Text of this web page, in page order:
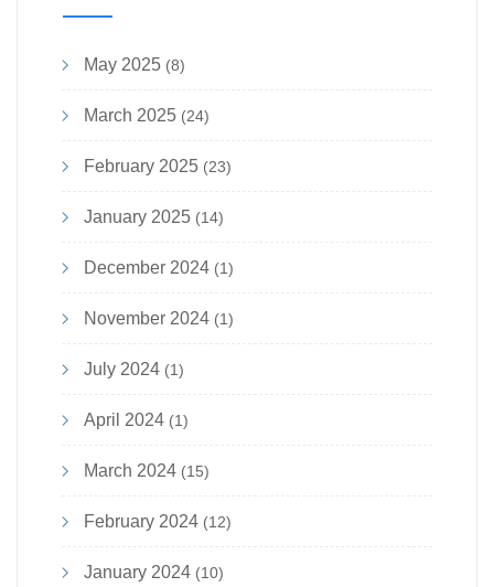
May 2025 (8)
March 2025 (24)
February 2025 (23)
January 2025 (14)
December 2024 (1)
November 2024 (1)
July 2024 (1)
April 2024 (1)
March 2024 (15)
February 2024 (12)
January 2024 (10)